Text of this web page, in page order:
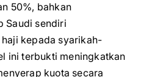
50%, bahkan
Saudi sendiri
kepada syarikah-
ini terbukti meningkatkan
kuota secara